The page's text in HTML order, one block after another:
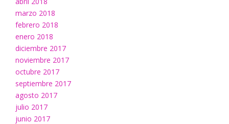
marzo 2018
febrero 2018
enero 2018
diciembre 2017
noviembre 2017
octubre 2017
septiembre 2017
agosto 2017
julio 2017
junio 2017